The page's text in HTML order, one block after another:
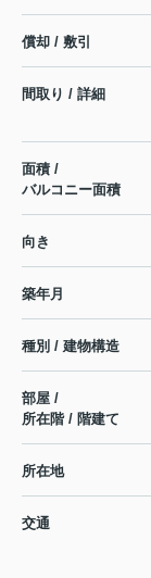
償却 / 敷引
間取り / 詳細
面積 /
バルコニー面積
向き
築年月
種別 / 建物構造
部屋 /
所在階 / 階建て
所在地
交通